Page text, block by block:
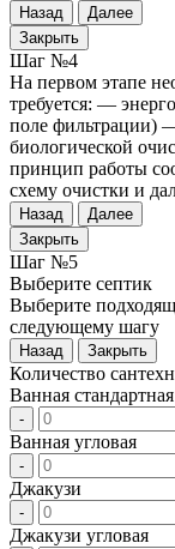
Назад
Далее
Закрыть
Шаг №4
На первом этапе
требуется: —
поле фильтрации)
биологической
принцип работы
схему очистки и
Назад
Далее
Закрыть
Шаг №5
Выберите септик
Выберите
следующему шагу
Назад Закрыть
Количество
Ванная стандартная
-
Ванная угловая
-
Джакузи
-
Джакузи угловая